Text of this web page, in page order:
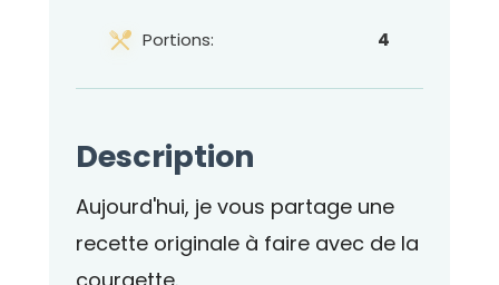
Portions: 4
Description
Aujourd'hui, je vous partage une
recette originale à faire avec de la